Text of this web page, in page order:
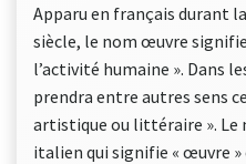
Apparu en français durant
siècle, le nom œuvre
l’activité humaine ». Dans
prendra entre autres sens
artistique ou littéraire ». Le
italien qui signifie « œuvre